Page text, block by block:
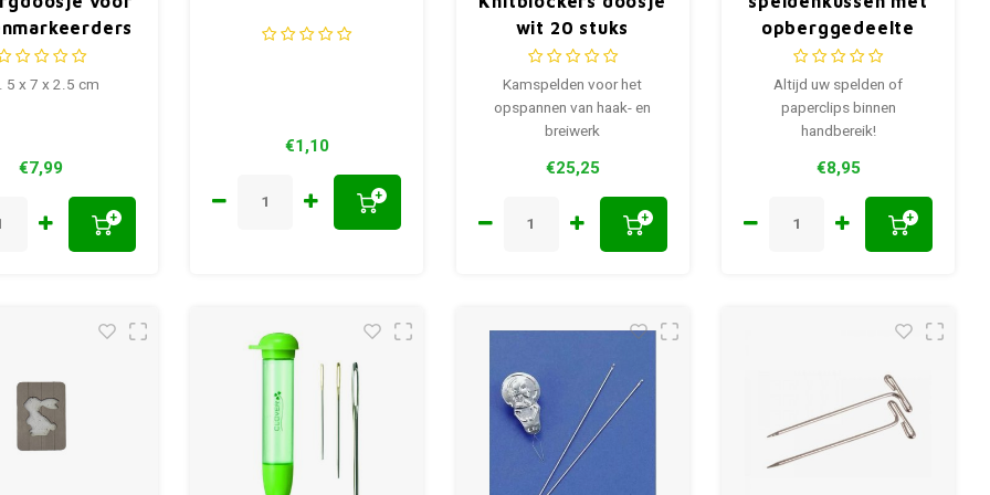
Vogel
5 x 7 x 2.5 cm
€7,99
+
€1,10
+
wit 20 stuks
Kamspelden voor het
opspannen van haak- en
breiwerk
€25,25
+
opberggedeelte
Altijd uw spelden of
paperclips binnen
handbereik!
€8,95
+